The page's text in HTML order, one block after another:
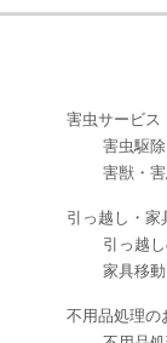
害虫サービス
害虫駆除
害獣・
引っ越し・家
引っ越
家具移動
不用品処理の